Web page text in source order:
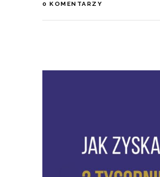
0 KOMENTARZY